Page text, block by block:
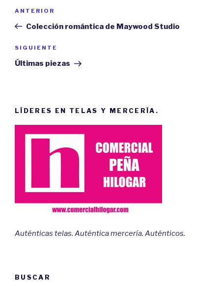
Entrada
anterior:
ANTERIOR
Colección romántica de Maywood Studio
Siguiente
entrada
SIGUIENTE
Últimas piezas
LÍDERES EN TELAS Y MERCERÍA.
Auténticas telas. Auténtica mercería. Auténticos.
BUSCAR